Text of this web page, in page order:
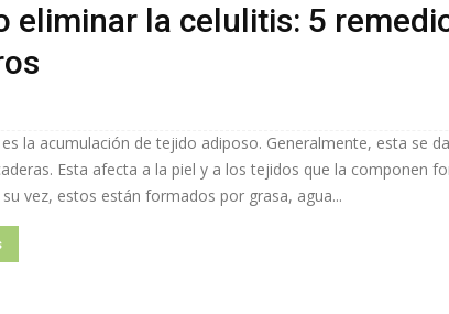
eliminar la celulitis: 5
la acumulación de tejido adiposo. Generalmente, esta se
Esta afecta a la piel y a los tejidos que la componen
vez, estos están formados por grasa, agua...